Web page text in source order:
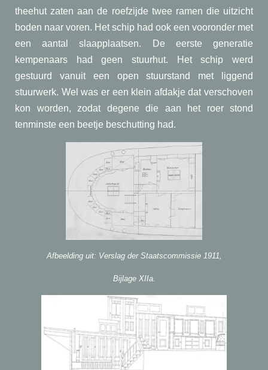
theehut zaten aan de roefzijde twee ramen die uitzicht
boden naar voren. Het schip had ook een vooronder met
een aantal slaapplaatsen. De eerste generatie
kempenaars had geen stuurhut. Het schip werd
gestuurd vanuit een open stuurstand met liggend
stuurwerk. Wel was er een klein afdakje dat verschoven
kon worden, zodat degene die aan het roer stond
tenminste een beetje beschutting had.
Afbeelding uit: Verslag der Staatscommissie 1911,
Bijlage XIIa.